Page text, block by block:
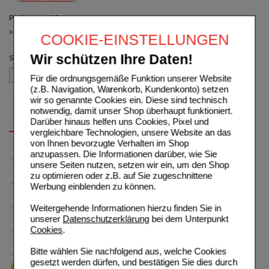
COOKIE-EINSTELLUNGEN
Wir schützen Ihre Daten!
Für die ordnungsgemäße Funktion unserer Website
(z.B. Navigation, Warenkorb, Kundenkonto) setzen
wir so genannte Cookies ein. Diese sind technisch
notwendig, damit unser Shop überhaupt funktioniert.
Darüber hinaus helfen uns Cookies, Pixel und
vergleichbare Technologien, unsere Website an das
von Ihnen bevorzugte Verhalten im Shop
anzupassen. Die Informationen darüber, wie Sie
unsere Seiten nutzen, setzen wir ein, um den Shop
zu optimieren oder z.B. auf Sie zugeschnittene
Werbung einblenden zu können.
Weitergehende Informationen hierzu finden Sie in
unserer Datenschutzerklärungbei dem Unterpunkt
Cookies.
Bitte wählen Sie nachfolgend aus, welche Cookies
gesetzt werden dürfen, und bestätigen Sie dies durch
Packungsgröße
(auswahl entfernen)
Sortieren nach